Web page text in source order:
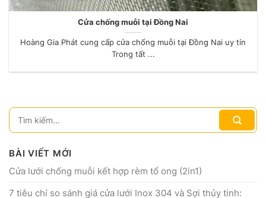
Cửa chống muỗi tại Đồng Nai
Hoàng Gia Phát cung cấp cửa chống muỗi tại Đồng Nai uy tín
Trong tất ...
BÀI VIẾT MỚI
Cửa lưới chống muỗi kết hợp rèm tổ ong (2in1)
7 tiêu chí so sánh giá cửa lưới Inox 304 và Sợi thủy tinh: